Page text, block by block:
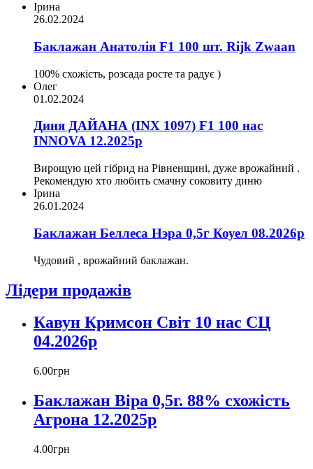
Ірина
26.02.2024
Баклажан Анатолія F1 100 шт. Rijk Zwaan
100% схожість, розсада росте та радує )
Олег
01.02.2024
Диня ДАЙАНА (INX 1097) F1 100 нас
INNOVA 12.2025р
Вирощую цей гібрид на Рівненщині, дуже врожайний .
Рекомендую хто любить смачну соковиту диню
Ірина
26.01.2024
Баклажан Беллеса Нэра 0,5г Коуел 08.2026р
Чудовий , врожайний баклажан.
Лідери продажів
Кавун Кримсон Світ 10 нас СЦ
04.2026р
6.00грн
Баклажан Віра 0,5г. 88% схожість
Агрона 12.2025р
4.00грн